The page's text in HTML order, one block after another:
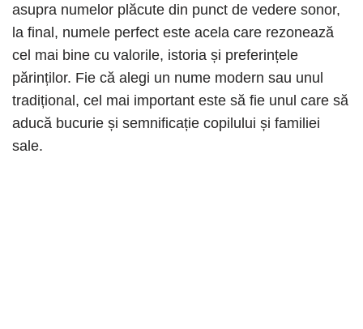
asupra numelor plăcute din punct de vedere sonor,
la final, numele perfect este acela care rezonează
cel mai bine cu valorile, istoria și preferințele
părinților. Fie că alegi un nume modern sau unul
tradițional, cel mai important este să fie unul care să
aducă bucurie și semnificație copilului și familiei
sale.